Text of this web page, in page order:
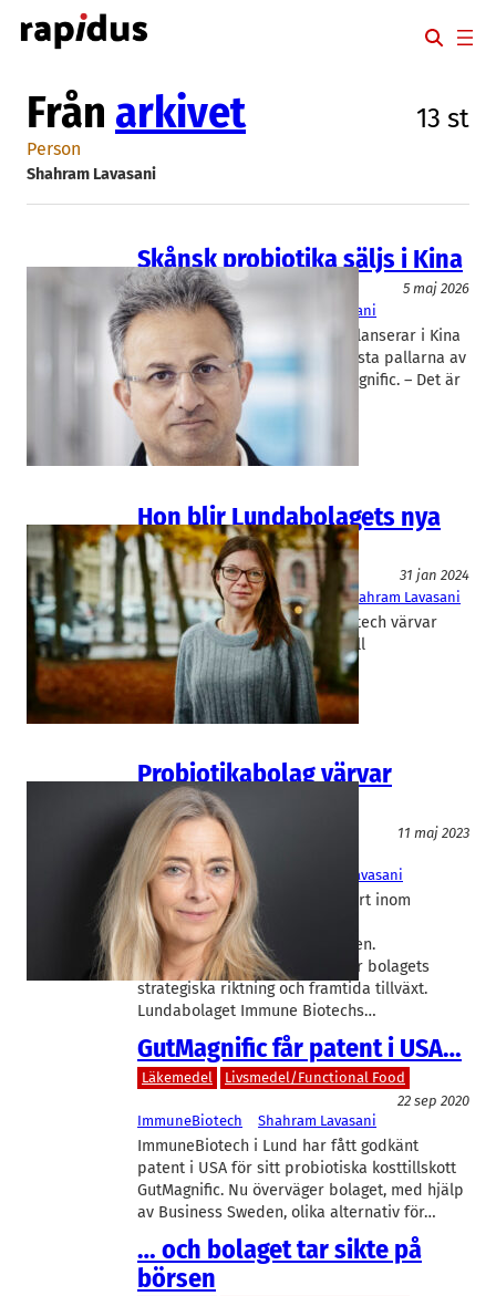
Hoppa
till
Från arkivet 13 st
Person
Shahram Lavasani
Skånsk probiotika säljs i Kina
Livsmedel/Functional Food
5 maj 2026
ImmuneBiotech
Shahram Lavasani
Lundabolaget Immunebiotech lanserar i Kina
och har redan levererat de första pallarna av
sin probiotiska produkt Gutmagnific. – Det är
bara första av fler som…
Hon blir Lundabolagets nya
ordförande
Livsmedel/Functional Food
31 jan 2024
ImmuneBiotech
Sara Malcus , Shahram Lavasani
Probiotikabolaget Immune Biotech värvar
branschprofilen Sara Malcus till
ordförandeposten.
Probiotikabolag värvar
schweizisk profil
Livsmedel/Functional Food
11 maj 2023
ImmuneBiotech
Kristin Wannerberger
Shahram Lavasani
Immune Biotech tar in en expert inom
mikrobiomforskning och
läkemedelsutveckling i styrelsen.
Rekryteringen är avgörande för bolagets
strategiska riktning och framtida tillväxt.
Lundabolaget Immune Biotechs…
GutMagnific får patent i USA…
Läkemedel
Livsmedel/Functional Food
22 sep 2020
ImmuneBiotech
Shahram Lavasani
ImmuneBiotech i Lund har fått godkänt
patent i USA för sitt probiotiska kosttillskott
GutMagnific. Nu överväger bolaget, med hjälp
av Business Sweden, olika alternativ för…
… och bolaget tar sikte på
börsen